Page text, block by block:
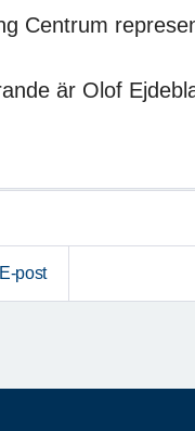
Centrum
är Olof
E-post